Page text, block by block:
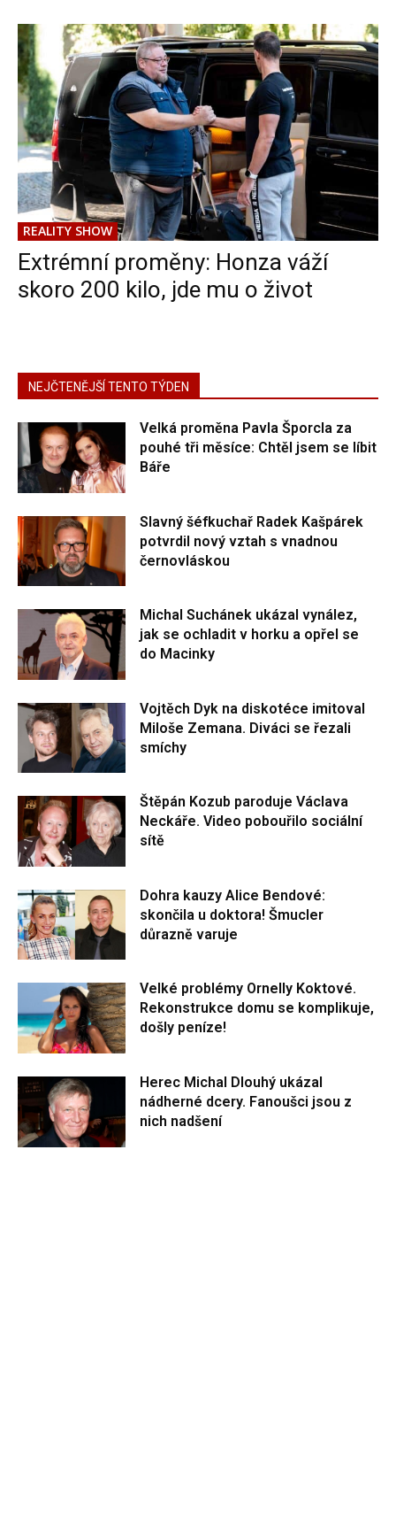
REALITY SHOW
Extrémní proměny: Honza váží
skoro 200 kilo, jde mu o život
NEJČTENĚJŠÍ TENTO TÝDEN
Velká proměna Pavla Šporcla za
pouhé tři měsíce: Chtěl jsem se líbit
Báře
Slavný šéfkuchař Radek Kašpárek
potvrdil nový vztah s vnadnou
černovláskou
Michal Suchánek ukázal vynález,
jak se ochladit v horku a opřel se
do Macinky
Vojtěch Dyk na diskotéce imitoval
Miloše Zemana. Diváci se řezali
smíchy
Štěpán Kozub paroduje Václava
Neckáře. Video pobouřilo sociální
sítě
Dohra kauzy Alice Bendové:
skončila u doktora! Šmucler
důrazně varuje
Velké problémy Ornelly Koktové.
Rekonstrukce domu se komplikuje,
došly peníze!
Herec Michal Dlouhý ukázal
nádherné dcery. Fanoušci jsou z
nich nadšení